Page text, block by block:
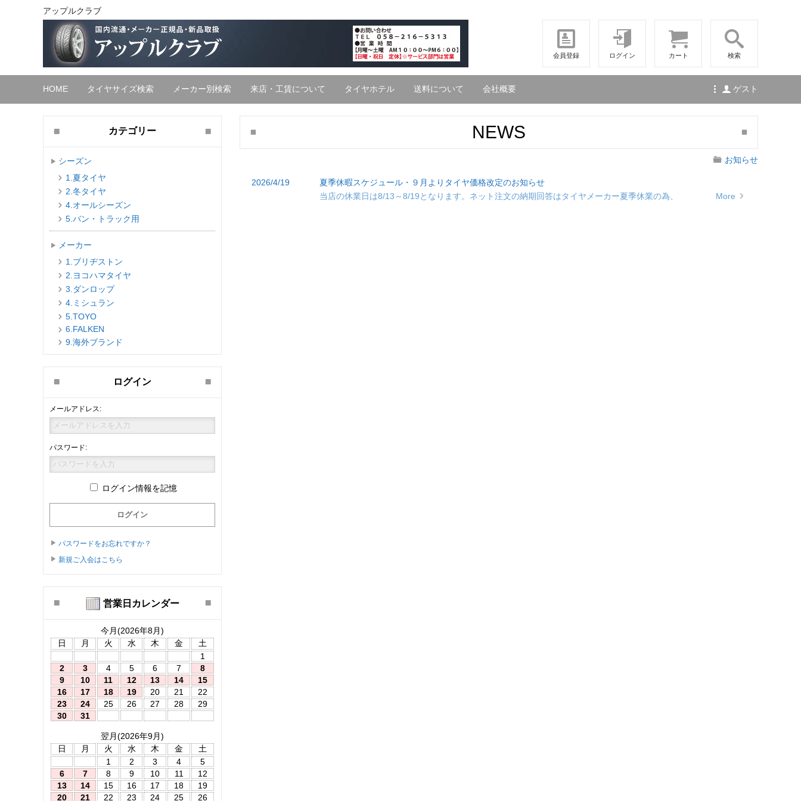
アップルクラブ
会員登録 ログイン カート 検索
ゲスト
HOME タイヤサイズ検索 メーカー別検索 来店・工賃について タイヤホテル 送料について 会社概要
NEWS
お知らせ
2026/4/19
夏季休暇スケジュール・９月よりタイヤ価格改定のお知らせ
当店の休業日は8/13～8/19となります。ネット注文の納期回答はタイヤメーカー夏季休業の為、
More
カテゴリー
シーズン
1.夏タイヤ
2.冬タイヤ
4.オールシーズン
5.バン・トラック用
メーカー
1.ブリヂストン
2.ヨコハマタイヤ
3.ダンロップ
4.ミシュラン
5.TOYO
6.FALKEN
9.海外ブランド
ログイン
メールアドレス:
パスワード:
ログイン情報を記憶
パスワードをお忘れですか？
新規ご入会はこちら
営業日カレンダー
今月(2026年8月)
日
月 火 水 木 金
土
1
2
3 4 5 6 7
8
9
10 11 12 13 14
15
16
17 18 19 20 21
22
23
24 25 26 27 28
29
30
31
翌月(2026年9月)
日
月 火 水 木 金
土
1
2 3 4
5
6
7 8 9 10 11
12
13
14 15 16 17 18
19
20
21 22 23 24 25 26